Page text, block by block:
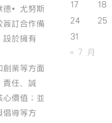
德•尤努斯
簽訂合作備
設於擁有
創業等方面
責任、誠
心價值；並
倡導等方
17
18
24
25
31
« 7 月